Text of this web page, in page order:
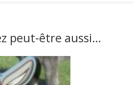
peut-être aussi…